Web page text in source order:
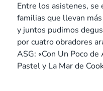
Entre los asistenes, se
familias que llevan
y juntos pudimos
por cuatro obradores
ASG: «Con Un Poco
Pastel y La Mar de